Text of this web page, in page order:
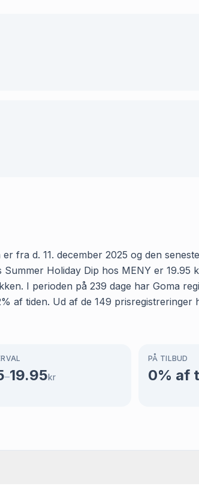
fra d. 11. december 2025 og den
Holiday Dip hos MENY er 19.95
I perioden på 239 dage har Goma
af tiden. Ud af de 149 prisregistreringer
–19.95kr
PÅ TILBUD
0% af